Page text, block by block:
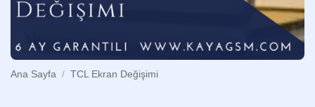
Ana Sayfa / TCL Ekran Değişimi